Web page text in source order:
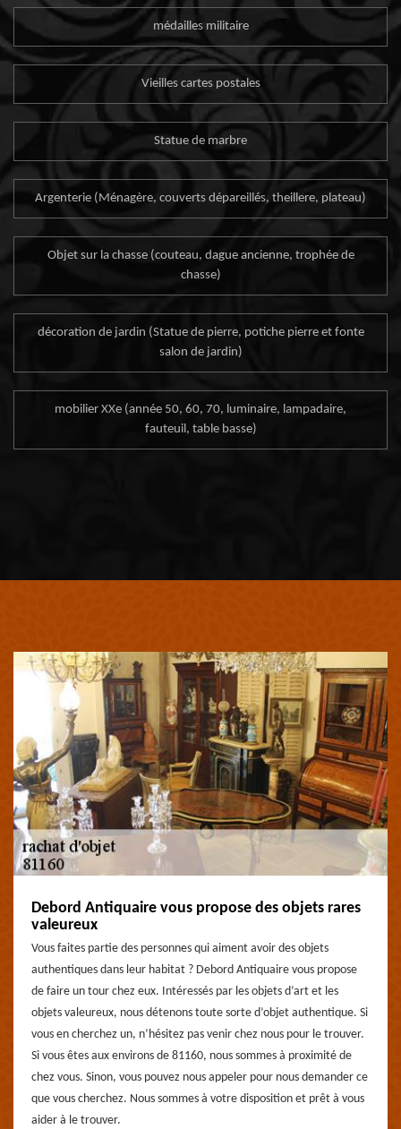
médailles militaire
Vieilles cartes postales
Statue de marbre
Argenterie (Ménagère, couverts dépareillés, theillere, plateau)
Objet sur la chasse (couteau, dague ancienne, trophée de
chasse)
décoration de jardin (Statue de pierre, potiche pierre et fonte
salon de jardin)
mobilier XXe (année 50, 60, 70, luminaire, lampadaire,
fauteuil, table basse)
Debord Antiquaire vous propose des objets rares
valeureux
Vous faites partie des personnes qui aiment avoir des objets
authentiques dans leur habitat ? Debord Antiquaire vous propose
de faire un tour chez eux. Intéressés par les objets d’art et les
objets valeureux, nous détenons toute sorte d’objet authentique. Si
vous en cherchez un, n’hésitez pas venir chez nous pour le trouver.
Si vous êtes aux environs de 81160, nous sommes à proximité de
chez vous. Sinon, vous pouvez nous appeler pour nous demander ce
que vous cherchez. Nous sommes à votre disposition et prêt à vous
aider à le trouver.